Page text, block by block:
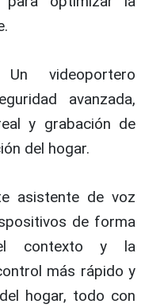
videoportero
avanzada,
y grabación de
del hogar.
asistente de voz
de forma
el contexto y la
más rápido y
hogar, todo con